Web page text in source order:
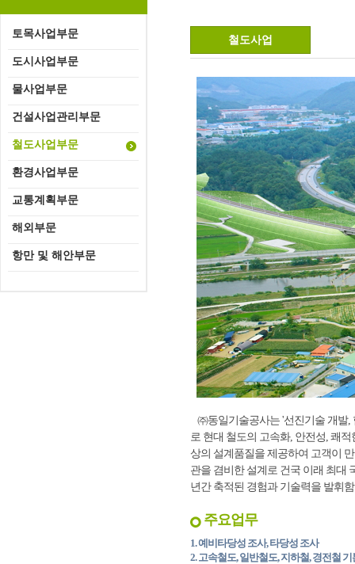
토목사업부문
도시사업부문
물사업부문
건설사업관리부문
철도사업부문
환경사업부문
교통계획부문
해외부문
항만 및 해안부문
철도사업
㈜동일기술공사는 '선진기술 개발,
로 현대 철도의 고속화, 안전성, 쾌
상의 설계품질을 제공하여 고객이
관을 겸비한 설계로 건국 이래 최대
년간 축적된 경험과 기술력을 발휘
주요업무
1. 예비타당성 조사, 타당성 조사
2. 고속철도, 일반철도, 지하철, 경전철